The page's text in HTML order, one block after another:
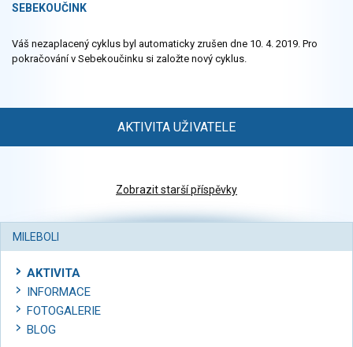
SEBEKOUČINK
Váš nezaplacený cyklus byl automaticky zrušen dne 10. 4. 2019. Pro
pokračování v Sebekoučinku si založte nový cyklus.
AKTIVITA UŽIVATELE
Zobrazit starší příspěvky
MILEBOLI
AKTIVITA
INFORMACE
FOTOGALERIE
BLOG